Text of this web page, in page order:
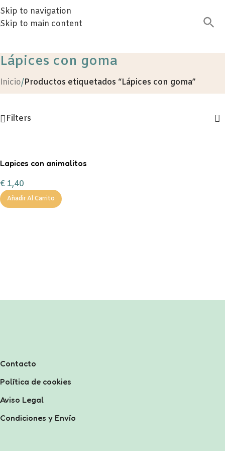
Skip to navigation
Skip to main content
Lápices con goma
Inicio/Productos etiquetados “Lápices con goma”
Filters
Lapices con animalitos
€ 1,40
Añadir Al Carrito
Contacto
Política de cookies
Aviso Legal
Condiciones y Envío